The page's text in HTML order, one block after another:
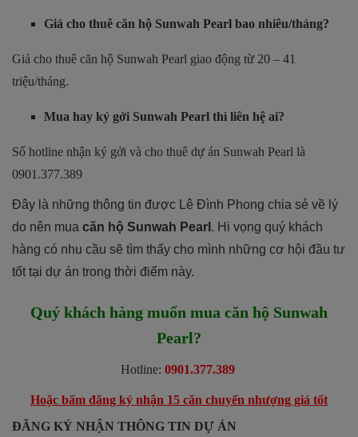
Giá cho thuê căn hộ Sunwah Pearl bao nhiêu/tháng?
Giá cho thuê căn hộ Sunwah Pearl giao động từ 20 – 41
triệu/tháng.
Mua hay ký gởi Sunwah Pearl thì liên hệ ai?
Số hotline nhận ký gởi và cho thuê dự án Sunwah Pearl là
0901.377.389
Đây là những thông tin được Lê Đình Phong chia sẻ về lý
do nên mua căn hộ Sunwah Pearl . Hi vọng quý khách
hàng có nhu cầu sẽ tìm thấy cho mình những cơ hội đầu tư
tốt tại dự án trong thời điểm này.
Quý khách hàng muốn mua căn hộ Sunwah
Pearl?
Hotline: 0901.377.389
Hoặc bấm đăng ký nhận 15 căn chuyển nhượng giá tốt
ĐĂNG KÝ NHẬN THÔNG TIN DỰ ÁN